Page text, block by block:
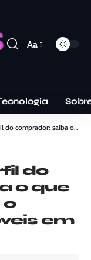
Aa
realmente move o mercado de imóveis em lançamentos
do
o que
o
em